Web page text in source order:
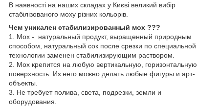
В наявності на наших складах у Києві великий вибір
стабілізованого моху різних кольорів.
Чем уникален стабилизированный мох ???
1. Мох - натуральный продукт, выращенный природным
способом, натуральный сок после срезки по специальной
технологии заменен стабилизирующим раствором.
2. Мох крепится на любую вертикальную, горизонтальную
поверхность. Из него можно делать любые фигуры и арт-
объекты.
3. Не требует полива, света, подрезки, земли и
оборудования.